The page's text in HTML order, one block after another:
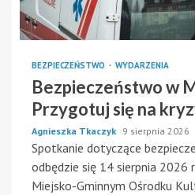
BEZPIECZEŃSTWO WYDARZENIA
Bezpieczeństwo w
Przygotuj się na
Agnieszka Tkaczyk 9 sierpnia 2026
Spotkanie dotyczące
odbędzie się 14 sierpnia 2026
Miejsko-Gminnym Ośrodku